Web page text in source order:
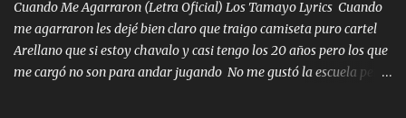
Cuando Me Agarraron (Letra Oficial) Los Tamayo Lyrics Cuando
me agarraron les dejé bien claro que traigo camiseta puro cartel
Arellano que si estoy chavalo y casi tengo los 20 años pero los que
me cargó no son para andar jugando No me gustó la escuela pero